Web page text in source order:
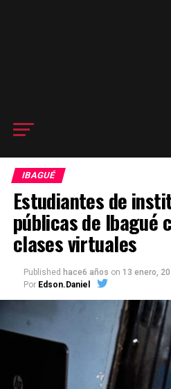
IBAGUÉ
Estudiantes de
públicas de Ibagué
clases virtuales
Published hace6 años on 13 enero,
Por Edson.Daniel